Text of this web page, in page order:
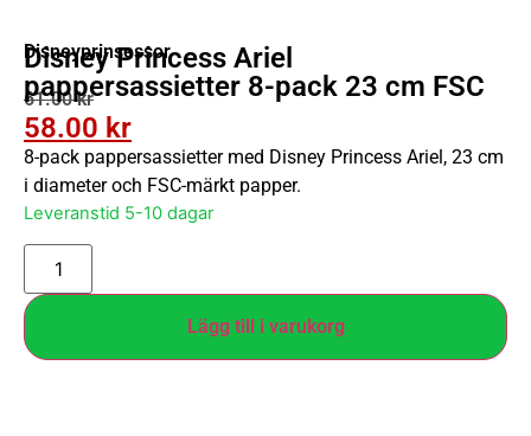
Disneyprinsessor
Disney Princess Ariel
pappersassietter 8-pack 23 cm FSC
61.00kr
58.00 kr
8-pack pappersassietter med Disney Princess Ariel, 23 cm
i diameter och FSC-märkt papper.
Leveranstid 5-10 dagar
Lägg till i varukorg